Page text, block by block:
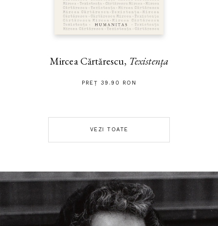
Mircea Cărtărescu, Texistența
PREȚ 39.90 RON
VEZI TOATE